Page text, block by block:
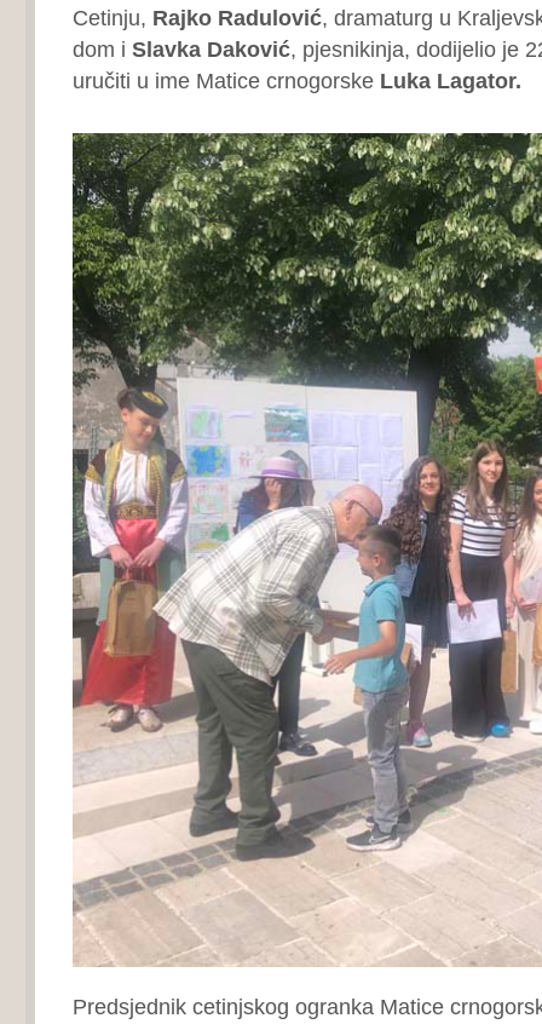
Cetinju, Rajko Radulović, dramaturg u
dom i Slavka Daković, pjesnikinja, dodijelio je
uručiti u ime Matice crnogorske Luka Lagator.
Predsjednik cetinjskog ogranka Matice